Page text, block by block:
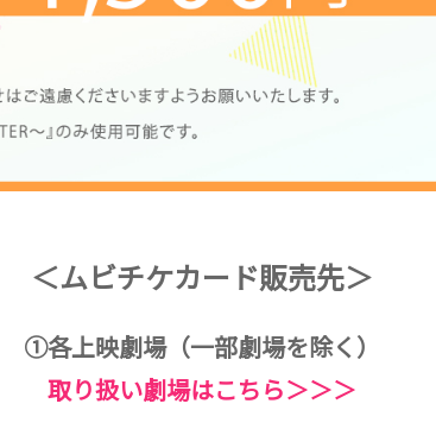
＜ムビチケカード販売先＞
①各上映劇場（一部劇場を除く）
取り扱い劇場はこちら＞＞＞